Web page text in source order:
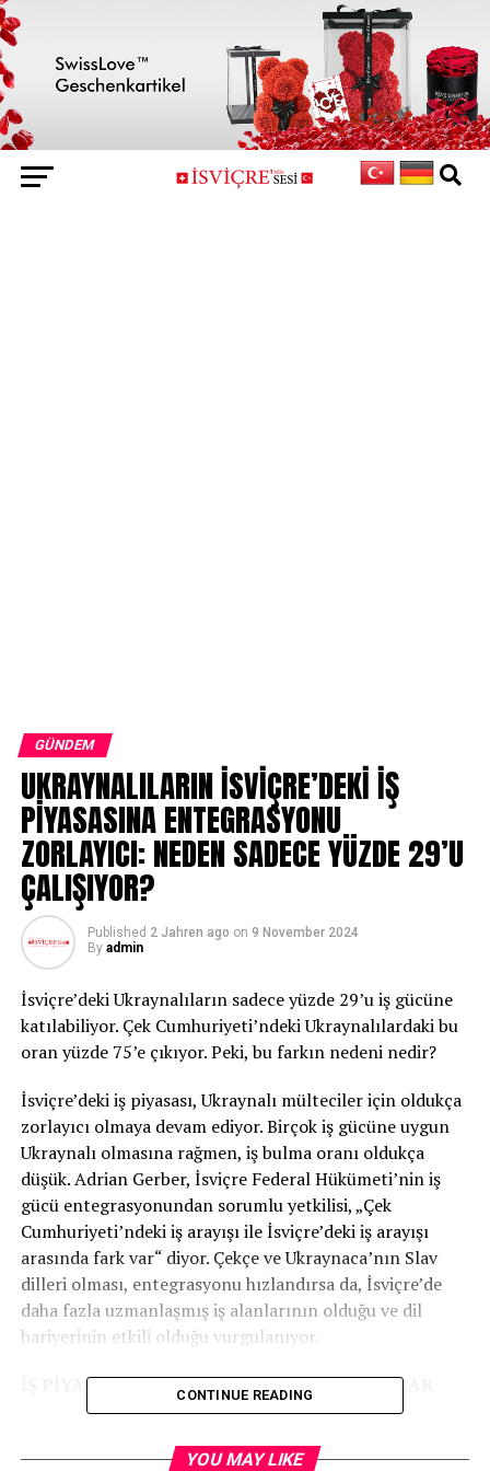
GÜNDEM
UKRAYNALILARIN İSVİÇRE’DEKİ İŞ
PİYASASINA ENTEGRASYONU
ZORLAYICI: NEDEN SADECE YÜZDE 29’U
ÇALIŞIYOR?
Published 2 Jahren ago on 9 November 2024
By admin
İsviçre’deki Ukraynalıların sadece yüzde 29’u iş gücüne
katılabiliyor. Çek Cumhuriyeti’ndeki Ukraynalılardaki bu
oran yüzde 75’e çıkıyor. Peki, bu farkın nedeni nedir?
İsviçre’deki iş piyasası, Ukraynalı mülteciler için oldukça
zorlayıcı olmaya devam ediyor. Birçok iş gücüne uygun
Ukraynalı olmasına rağmen, iş bulma oranı oldukça
düşük. Adrian Gerber, İsviçre Federal Hükümeti’nin iş
gücü entegrasyonundan sorumlu yetkilisi, „Çek
Cumhuriyeti’ndeki iş arayışı ile İsviçre’deki iş arayışı
arasında fark var“ diyor. Çekçe ve Ukraynaca’nın Slav
dilleri olması, entegrasyonu hızlandırsa da, İsviçre’de
daha fazla uzmanlaşmış iş alanlarının olduğu ve dil
bariyerinin etkili olduğu vurgulanıyor.
İŞ PİYASASINA ENTEGRASYONDA ZORLUKLAR
nedeniyle diğer ülkelere kıyasla daha düşük bir başarı
CONTINUE READING
YOU MAY LIKE